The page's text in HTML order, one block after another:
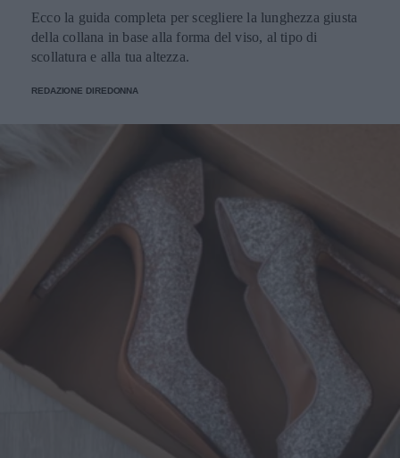
Ecco la guida completa per scegliere la lunghezza giusta
della collana in base alla forma del viso, al tipo di
scollatura e alla tua altezza.
REDAZIONE DIREDONNA